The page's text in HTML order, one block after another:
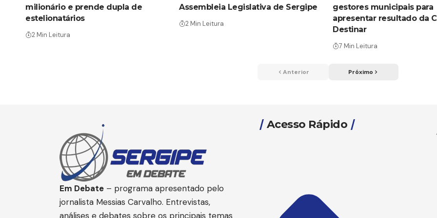
milionário e prende dupla de
estelionatários
2 Min Leitura
Assembleia Legislativa de Sergipe
2 Min Leitura
gestores municipais para
apresentar resultado da
Destinar
7 Min Leitura
Anterior Próximo
Em Debate – programa apresentado pelo
jornalista Messias Carvalho. Entrevistas,
análises e debates sobre os principais temas
Acesso Rápido